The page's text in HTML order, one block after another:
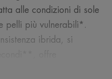
alle condizioni di sole
pelli più vulnerabili*.
ibrida, si